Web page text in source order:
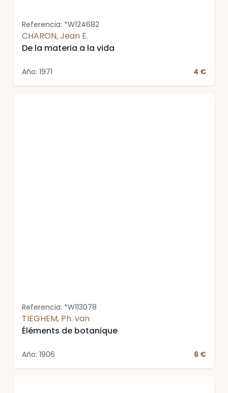
Referencia: *W124682
CHARON, Jean E.
De la materia a la vida
Año: 1971 4 €
Referencia: *W113078
TIEGHEM, Ph. van
Éléments de botanique
Año: 1906 6 €